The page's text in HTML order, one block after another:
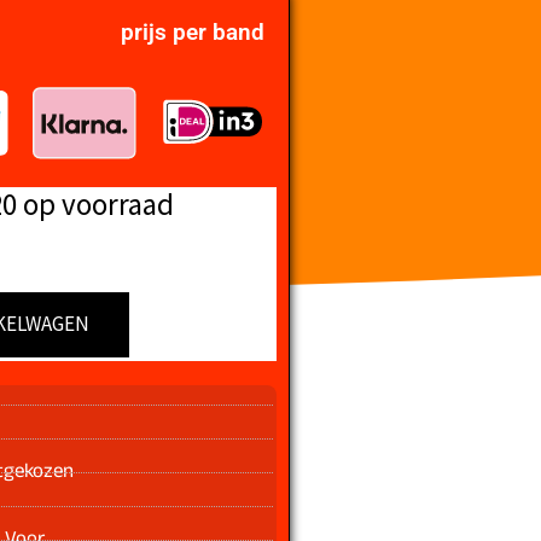
prijs per band
op voorraad